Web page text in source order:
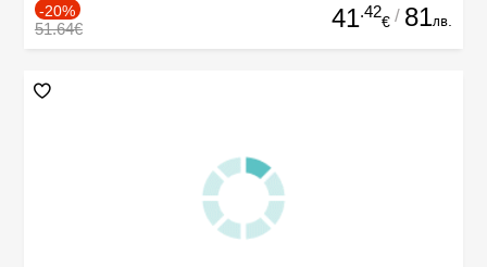
-20%
51.64€ 41.42
€ / 81лв.